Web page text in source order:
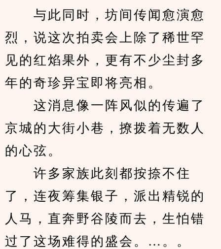
与此同时，坊间传闻愈演愈
烈，说这次拍卖会上除了稀世罕
见的红焰果外，更有不少尘封多
年的奇珍异宝即将亮相。
这消息像一阵风似的传遍了
京城的大街小巷，撩拨着无数人
的心弦。
许多家族此刻都按捺不住
了，连夜筹集银子，派出精锐的
人马，直奔野谷陵而去，生怕错
过了这场难得的盛会。…。。